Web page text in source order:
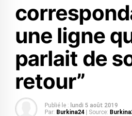
une ligne
parlait de
retour”
Publié le : lundi 5 août 2019
Par: Burkina24 | Source: